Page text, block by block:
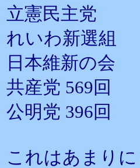
立憲民主党
れいわ新選組
日本維新の
共産党 569回
公明党 396回
これはあまりに